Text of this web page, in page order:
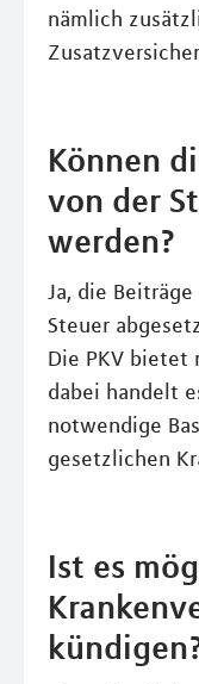
nämlich
Können
von der
werden?
Ja, die
Steuer
Die PKV bietet
dabei handelt
notwendige
gesetzlichen
Ist es